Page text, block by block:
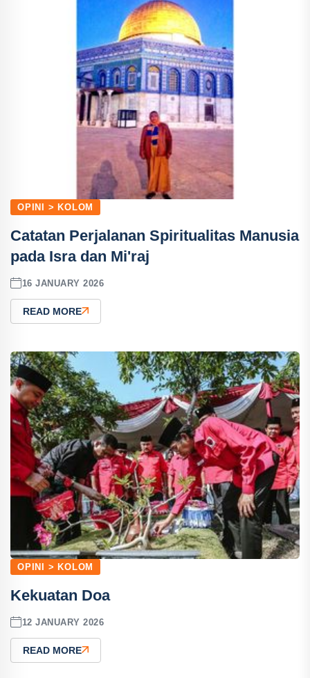
OPINI > KOLOM
Catatan Perjalanan Spiritualitas Manusia
pada Isra dan Mi'raj
16 JANUARY 2026
READ MORE
OPINI > KOLOM
Kekuatan Doa
12 JANUARY 2026
READ MORE